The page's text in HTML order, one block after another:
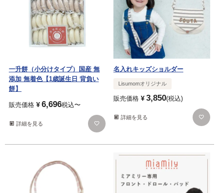
一升餅（小分けタイプ）国産 無
添加 無着色【1歳誕生日 背負い
餅】
販売価格 ¥6,696税込〜
詳細を見る
名入れキッズショルダー
Lisumomオリジナル
販売価格 ¥3,850 税込
詳細を見る